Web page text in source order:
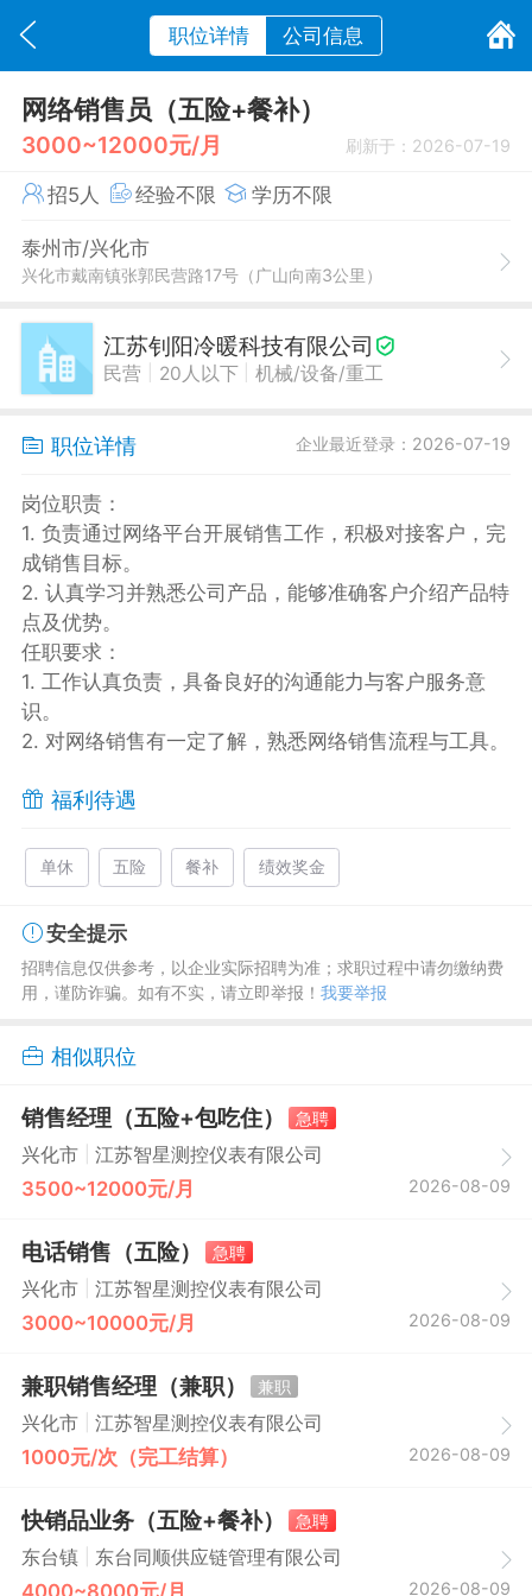
职位详情 公司信息
网络销售员（五险+餐补）
3000~12000元/月 刷新于：2026-07-19
招5人 经验不限 学历不限
泰州市/兴化市
兴化市戴南镇张郭民营路17号（广山向南3公里）
江苏钊阳冷暖科技有限公司
民营 20人以下 机械/设备/重工
职位详情 企业最近登录：2026-07-19
岗位职责：
1. 负责通过网络平台开展销售工作，积极对接客户，完
成销售目标。
2. 认真学习并熟悉公司产品，能够准确客户介绍产品特
点及优势。
任职要求：
1. 工作认真负责，具备良好的沟通能力与客户服务意
识。
2. 对网络销售有一定了解，熟悉网络销售流程与工具。
福利待遇
单休 五险 餐补 绩效奖金
安全提示
招聘信息仅供参考，以企业实际招聘为准；求职过程中请勿缴纳费
用，谨防诈骗。如有不实，请立即举报！ 我要举报
相似职位
销售经理（五险+包吃住）
急聘
兴化市
江苏智星测控仪表有限公司
3500~12000元/月 2026-08-09
电话销售（五险）
急聘
兴化市
江苏智星测控仪表有限公司
3000~10000元/月 2026-08-09
兼职销售经理（兼职）
兼职
兴化市
江苏智星测控仪表有限公司
1000元/次（完工结算） 2026-08-09
快销品业务（五险+餐补）
急聘
东台镇
东台同顺供应链管理有限公司
2026-08-09